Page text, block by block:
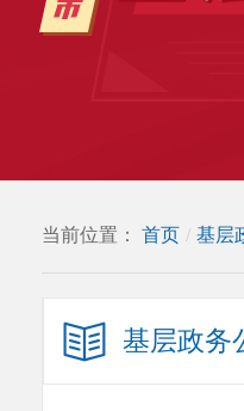
当前位置： 首页 / 基层
基层政务